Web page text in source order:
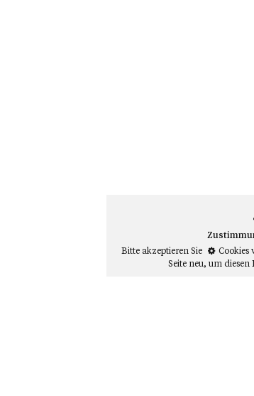
Bitte akzeptieren Sie
Cookies
Seite neu, um diesen